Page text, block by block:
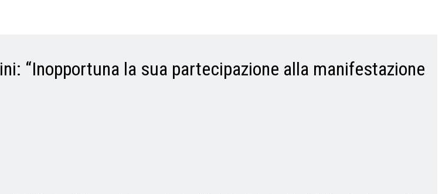
“Inopportuna la sua partecipazione alla manifestazione